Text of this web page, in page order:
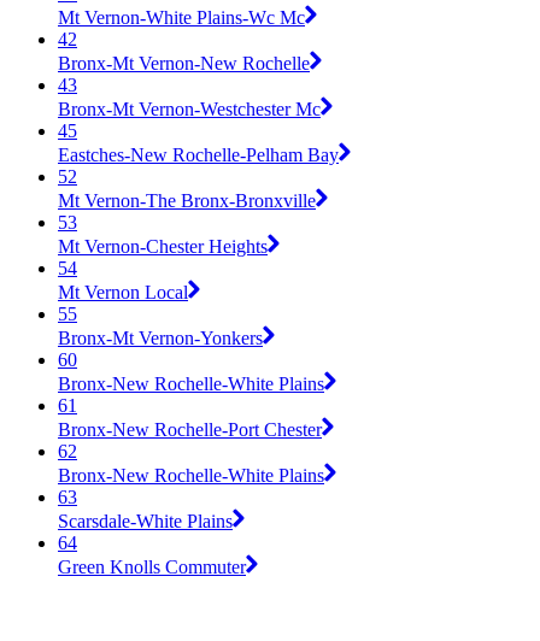
Mt Vernon-White Plains-Wc Mc
42
Bronx-Mt Vernon-New Rochelle
43
Bronx-Mt Vernon-Westchester Mc
45
Eastches-New Rochelle-Pelham Bay
52
Mt Vernon-The Bronx-Bronxville
53
Mt Vernon-Chester Heights
54
Mt Vernon Local
55
Bronx-Mt Vernon-Yonkers
60
Bronx-New Rochelle-White Plains
61
Bronx-New Rochelle-Port Chester
62
Bronx-New Rochelle-White Plains
63
Scarsdale-White Plains
64
Green Knolls Commuter